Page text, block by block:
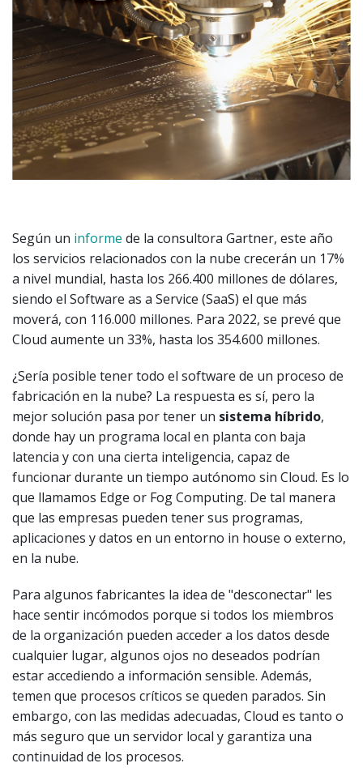
Según un informe de la consultora Gartner, este año
los servicios relacionados con la nube crecerán un 17%
a nivel mundial, hasta los 266.400 millones de dólares,
siendo el Software as a Service (SaaS) el que más
moverá, con 116.000 millones. Para 2022, se prevé que
Cloud aumente un 33%, hasta los 354.600 millones.
¿Sería posible tener todo el software de un proceso de
fabricación en la nube? La respuesta es sí, pero la
mejor solución pasa por tener un sistema híbrido,
donde hay un programa local en planta con baja
latencia y con una cierta inteligencia, capaz de
funcionar durante un tiempo autónomo sin Cloud. Es lo
que llamamos Edge or Fog Computing. De tal manera
que las empresas pueden tener sus programas,
aplicaciones y datos en un entorno in house o externo,
en la nube.
Para algunos fabricantes la idea de "desconectar" les
hace sentir incómodos porque si todos los miembros
de la organización pueden acceder a los datos desde
cualquier lugar, algunos ojos no deseados podrían
estar accediendo a información sensible. Además,
temen que procesos críticos se queden parados. Sin
embargo, con las medidas adecuadas, Cloud es tanto o
más seguro que un servidor local y garantiza una
continuidad de los procesos.